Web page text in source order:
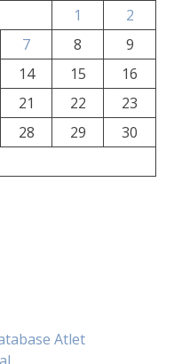
1
2
7 8
9
14 15
16
21 22
23
28 29
30
Atlet